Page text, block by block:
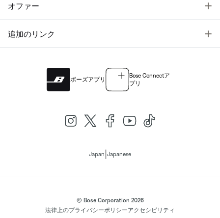
オファー
追加のリンク
ボーズアプリ
Bose Connectア
プリ
Japan Japanese
© Bose Corporation 2026
法律上のプライバシーポリシーアクセシビリティ